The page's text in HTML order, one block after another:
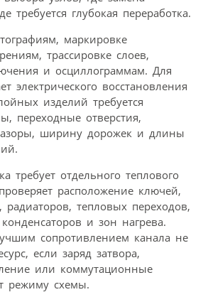
требуется глубокая переработка.
маркировке
трассировке слоев,
и осциллограммам. Для
электрического восстановления
изделий требуется
переходные отверстия,
ширину дорожек и длины
требует отдельного теплового
расположение ключей,
тепловых переходов,
и зон нагрева.
сопротивлением канала не
если заряд затвора,
или коммутационные
режиму схемы.